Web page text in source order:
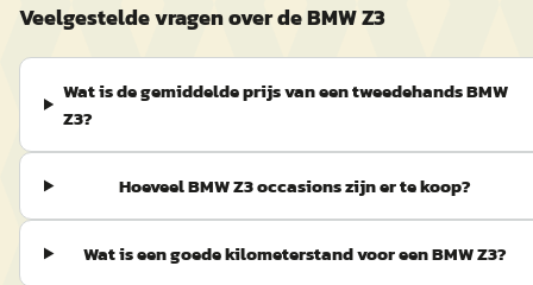
Veelgestelde vragen over de BMW Z3
Wat is de gemiddelde prijs van een tweedehands BMW
Z3?
Hoeveel BMW Z3 occasions zijn er te koop?
Wat is een goede kilometerstand voor een BMW Z3?